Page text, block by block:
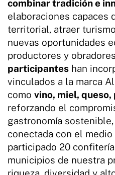
combinar tradición e
elaboraciones capaces
territorial, atraer
nuevas oportunidades
productores y
participantes han
vinculados a la marca
como vino, miel,
reforzando el
gastronomía sostenible,
conectada con el
participado 20
municipios de nuestra